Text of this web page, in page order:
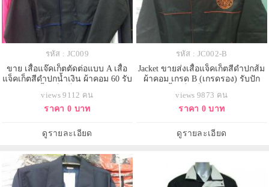
รหัส : JC009
ขาย เสื้อแจ๊คเก็ตตัดต่อแบบ A เสื้อ
แจ็คเก็ตสีดำปกน้ำเงิน ผ้าคอม 60 รับ
views 9112 คน
ราคา 0 บาท
ดูรายละเอียด
รหัส : JC002-B
Jacket ขายส่งเสื้อแจ็คเก็ตสีดำปกส้ม
ผ้าคอม เกรด B (เกรดรอง) รับปัก
views 9873 คน
ราคา 0 บาท
ดูรายละเอียด